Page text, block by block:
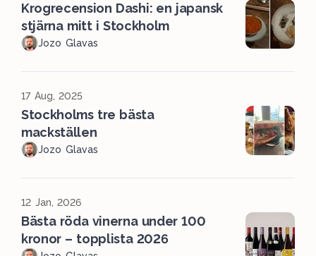
Krogrecension Dashi: en japansk
stjärna mitt i Stockholm
Jozo Glavas
17 Aug, 2025
Stockholms tre bästa
mackställen
Jozo Glavas
12 Jan, 2026
Bästa röda vinerna under 100
kronor – topplista 2026